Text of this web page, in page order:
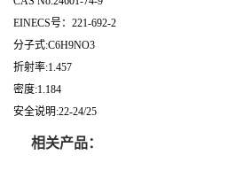
EINECS号：221-692-2
分子式:C6H9NO3
折射率:1.457
密度:1.184
安全说明:22-24/25
相关产品：